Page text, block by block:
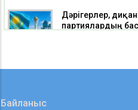
Дәрігерлер,
партиялардың
Байланыс